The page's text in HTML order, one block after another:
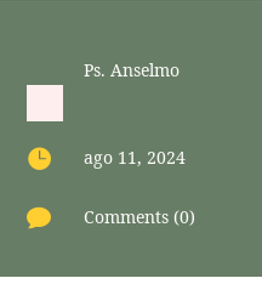
Ps. Anselmo
 ago 11, 2024
 Comments (0)